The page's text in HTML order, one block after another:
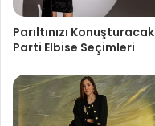
Parıltınızı Konuşturacak
Parti Elbise Seçimleri